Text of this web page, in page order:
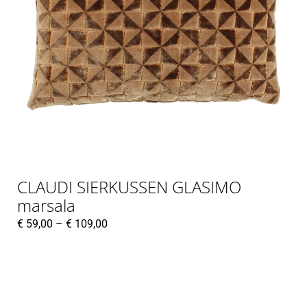
CLAUDI SIERKUSSEN GLASIMO
marsala
€ 59,00 – € 109,00